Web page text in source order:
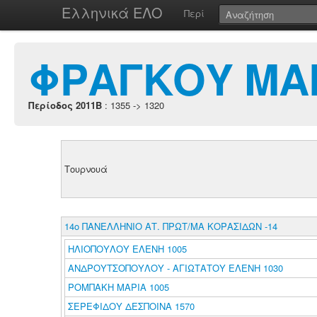
Ελληνικά ΕΛΟ Περί
ΦΡΑΓΚΟΥ
Περίοδος 2011B : 1355 -> 1320
Τουρνουά
14ο ΠΑΝΕΛΛΗΝΙΟ ΑΤ. ΠΡΩΤ/ΜΑ ΚΟΡΑΣΙΔΩΝ -14
ΗΛΙΟΠΟΥΛΟΥ ΕΛΕΝΗ 1005
ΑΝΔΡΟΥΤΣΟΠΟΥΛΟΥ - ΑΓΙΩΤΑΤΟΥ ΕΛΕΝΗ 1030
ΡΟΜΠΑΚΗ ΜΑΡΙΑ 1005
ΣΕΡΕΦΙΔΟΥ ΔΕΣΠΟΙΝΑ 1570